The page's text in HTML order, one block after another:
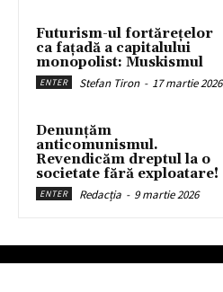
Futurism-ul fortărețelor
ca fațadă a capitalului
monopolist: Muskismul
ENTER Stefan Tiron - 17 martie 2026
Denunțăm
anticomunismul.
Revendicăm dreptul la o
societate fără exploatare!
ENTER Redacția - 9 martie 2026